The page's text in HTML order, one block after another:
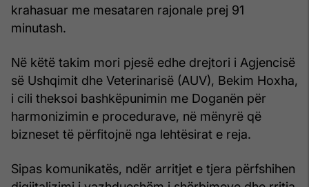
krahasuar me mesataren rajonale prej 91
minutash.
Në këtë takim mori pjesë edhe drejtori i Agjencisë
së Ushqimit dhe Veterinarisë (AUV), Bekim Hoxha,
i cili theksoi bashkëpunimin me Doganën për
harmonizimin e procedurave, në mënyrë që
bizneset të përfitojnë nga lehtësirat e reja.
Sipas komunikatës, ndër arritjet e tjera përfshihen